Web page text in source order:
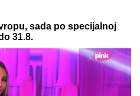
a šta od majke? Sve što